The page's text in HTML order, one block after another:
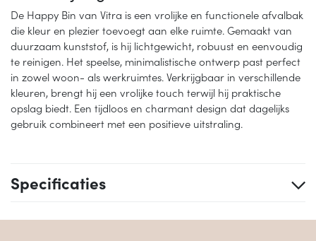
De Happy Bin van Vitra is een vrolijke en functionele afvalbak
die kleur en plezier toevoegt aan elke ruimte. Gemaakt van
duurzaam kunststof, is hij lichtgewicht, robuust en eenvoudig
te reinigen. Het speelse, minimalistische ontwerp past perfect
in zowel woon- als werkruimtes. Verkrijgbaar in verschillende
kleuren, brengt hij een vrolijke touch terwijl hij praktische
opslag biedt. Een tijdloos en charmant design dat dagelijks
gebruik combineert met een positieve uitstraling.
Specificaties